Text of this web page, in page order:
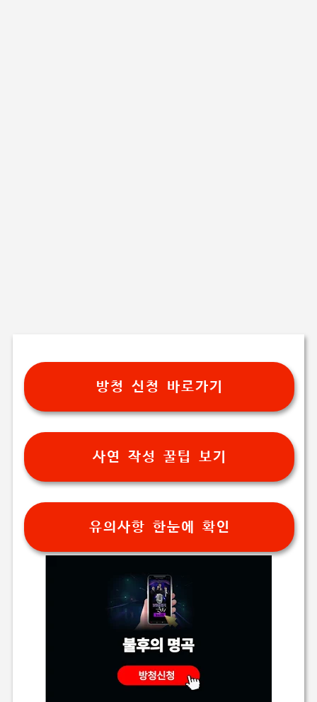
방청 신청 바로가기
사연 작성 꿀팁 보기
유의사항 한눈에 확인